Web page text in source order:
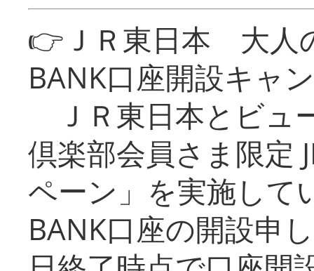
👉ＪＲ東日本 大人
BANK口座開設キャ
ＪＲ東日本とビュ
倶楽部会員さま限定
ペーン」を実施して
BANK口座の開設申